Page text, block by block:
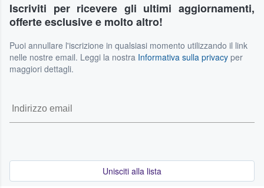
Iscriviti per ricevere gli ultimi aggiornamenti,
offerte esclusive e molto altro!
Puoi annullare l'iscrizione in qualsiasi momento utilizzando il link
nelle nostre email. Leggi la nostra Informativa sulla privacy per
maggiori dettagli.
Unisciti alla lista